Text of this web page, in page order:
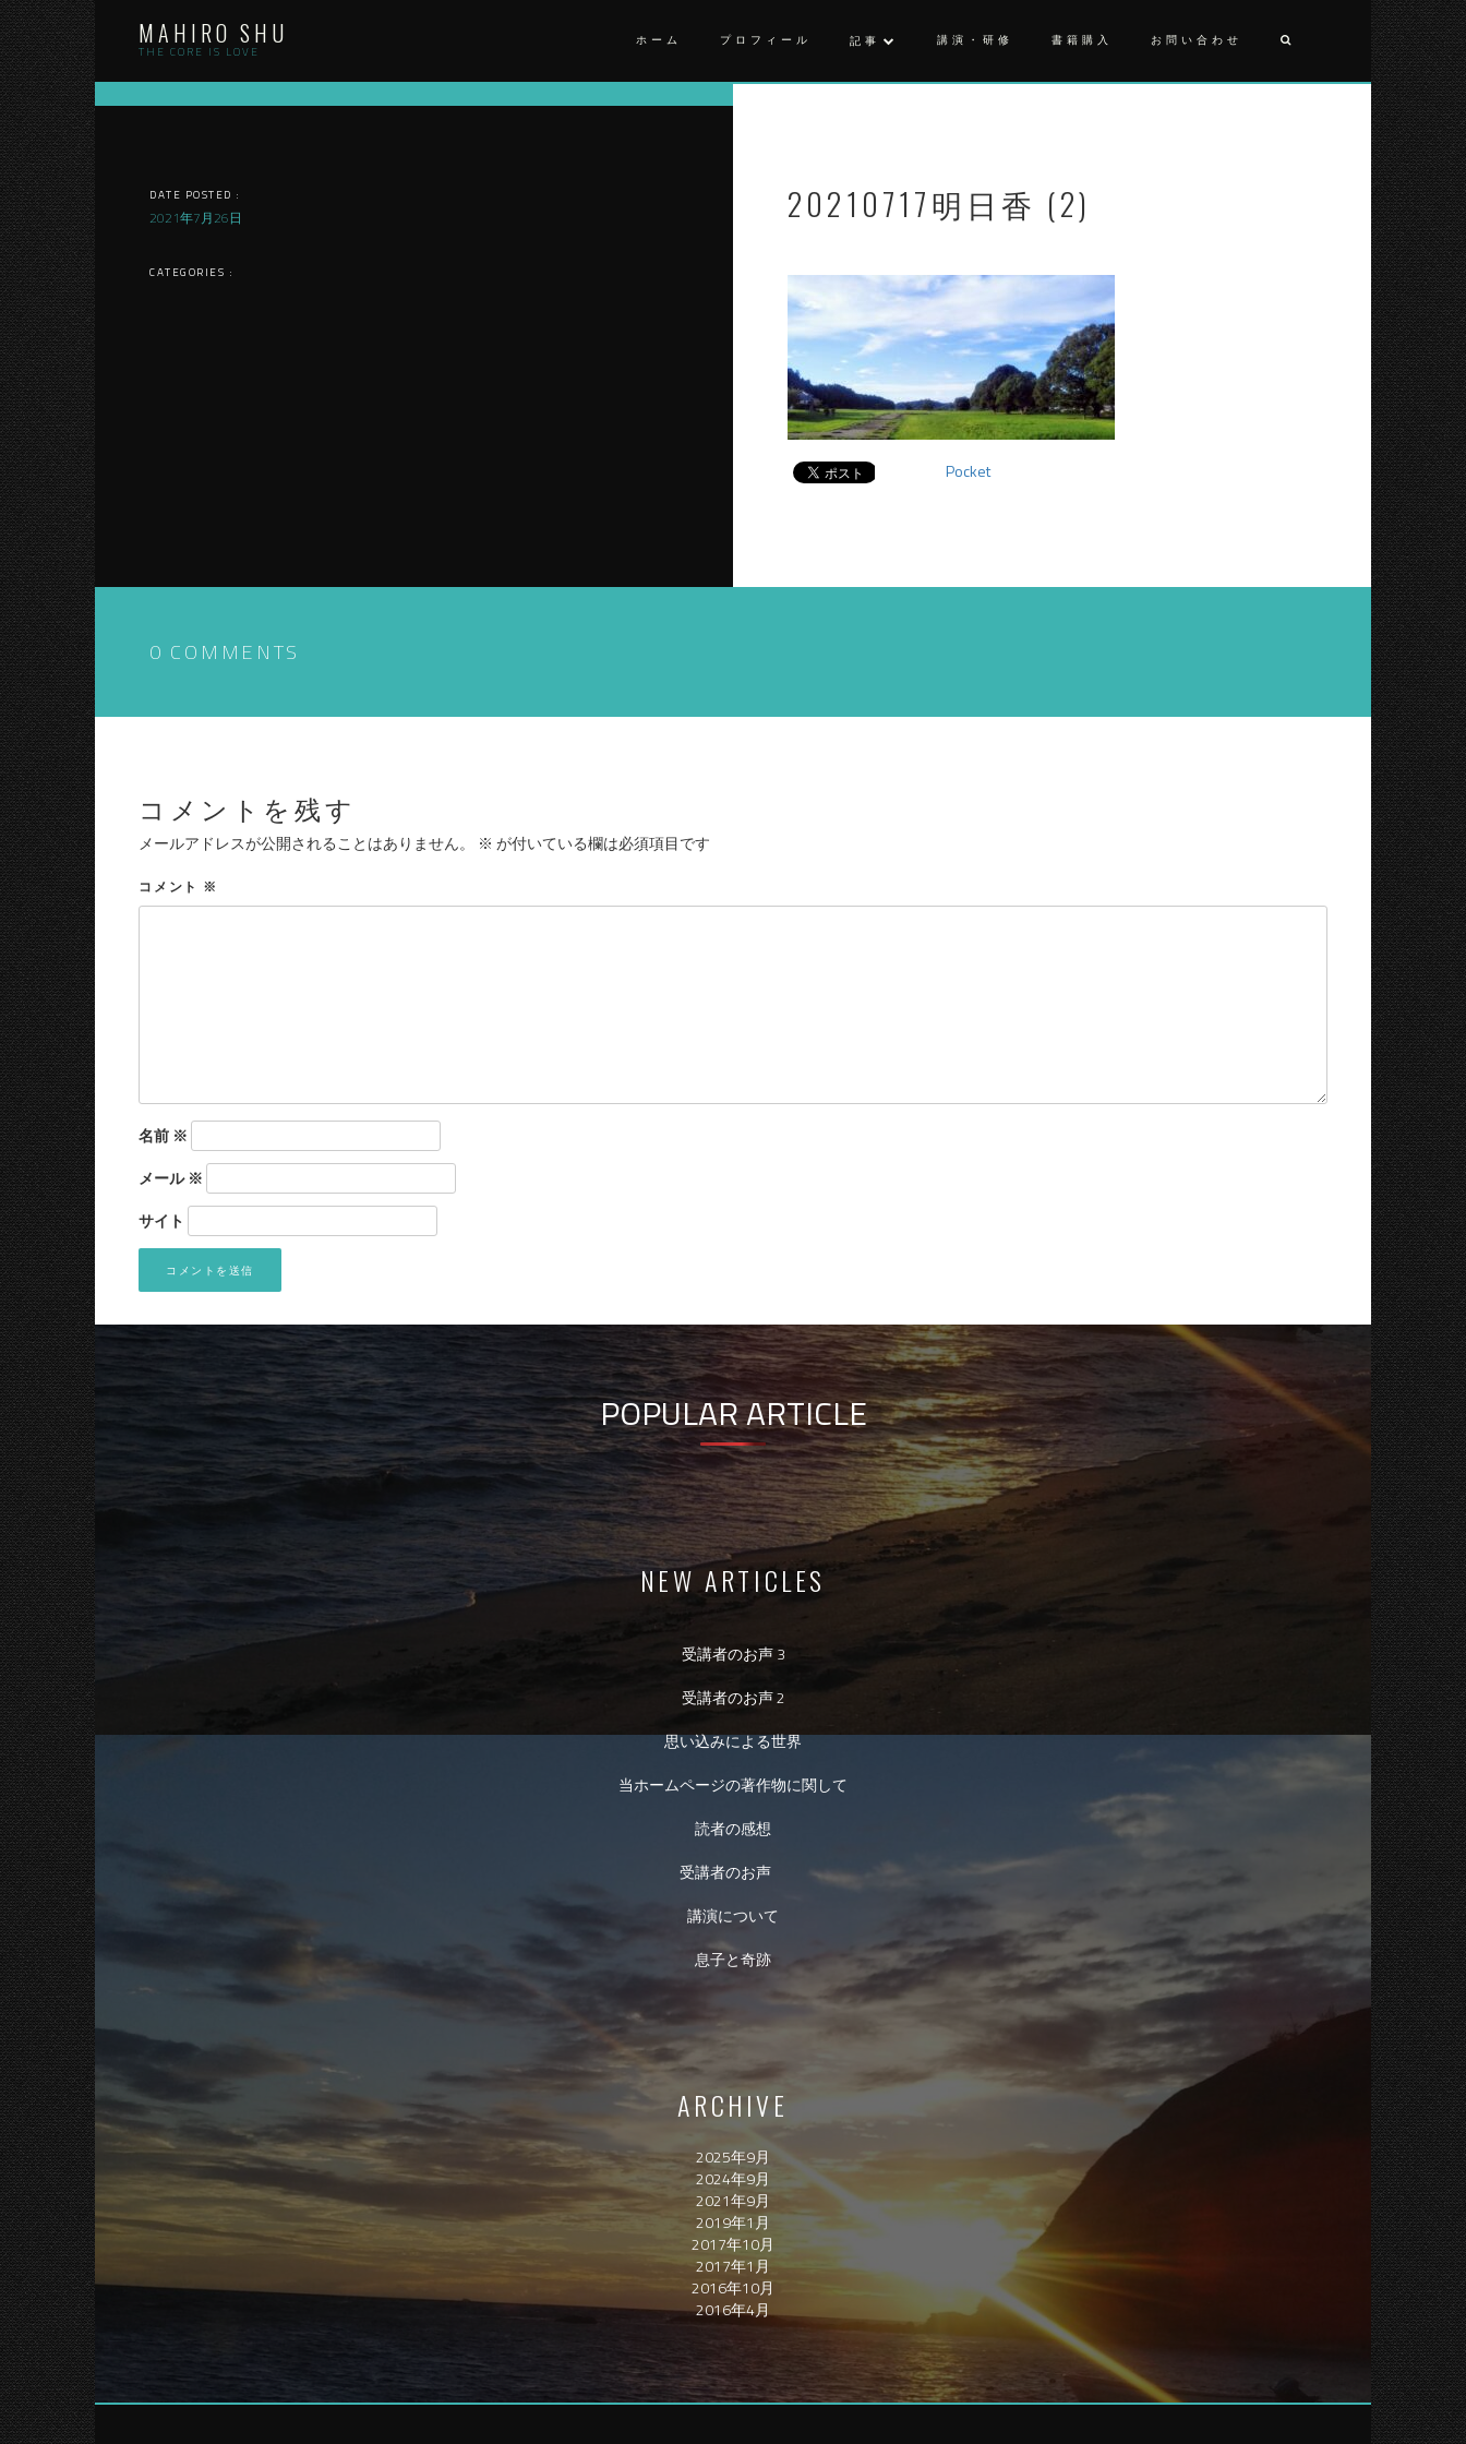
Skip
to
content
MAHIRO SHU
THE CORE IS LOVE
ホーム プロフィール 記事 講演・研修 書籍購入 お問い合わせ
DATE POSTED :
2021年7月26日
CATEGORIES :
20210717明日香 (2)
Pocket
投
稿
ナ
ビ
ゲ
ー
シ
ョ
ン
20210717
明
日
香
(2)
0 COMMENTS
コメントを残す
メールアドレスが公開されることはありません。 ※ が付いている欄は必須項目です
コメント ※
名前 ※
メール※
サイト
POPULAR ARTICLE
NEW ARTICLES
受講者のお声 3
受講者のお声 2
思い込みによる世界
当ホームページの著作物に関して
読者の感想
受講者のお声
講演について
息子と奇跡
ARCHIVE
2025年9月
2024年9月
2021年9月
2019年1月
2017年10月
2017年1月
2016年10月
2016年4月